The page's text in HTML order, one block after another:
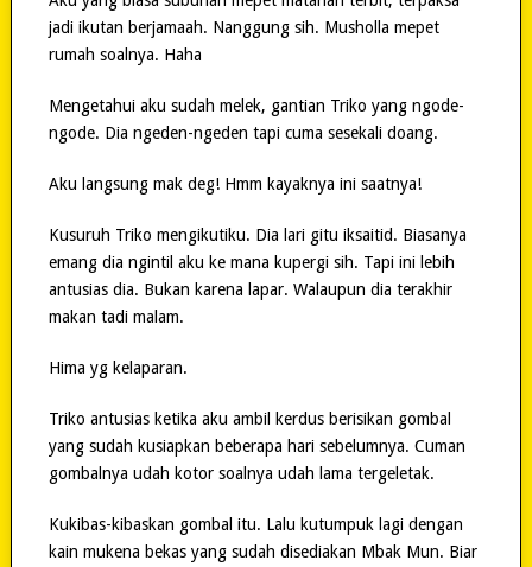
jadi ikutan berjamaah. Nanggung sih. Musholla mepet
rumah soalnya. Haha
Mengetahui aku sudah melek, gantian Triko yang ngode-
ngode. Dia ngeden-ngeden tapi cuma sesekali doang.
Aku langsung mak deg! Hmm kayaknya ini saatnya!
Kusuruh Triko mengikutiku. Dia lari gitu iksaitid. Biasanya
emang dia ngintil aku ke mana kupergi sih. Tapi ini lebih
antusias dia. Bukan karena lapar. Walaupun dia terakhir
makan tadi malam.
Hima yg kelaparan.
Triko antusias ketika aku ambil kerdus berisikan gombal
yang sudah kusiapkan beberapa hari sebelumnya. Cuman
gombalnya udah kotor soalnya udah lama tergeletak.
Kukibas-kibaskan gombal itu. Lalu kutumpuk lagi dengan
kain mukena bekas yang sudah disediakan Mbak Mun. Biar